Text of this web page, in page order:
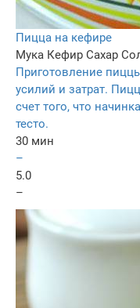
Пицца на кефире
Мука Кефир Сахар
Приготовление
усилий и затрат.
счет того, что
тесто.
30 мин
–
5.0
–